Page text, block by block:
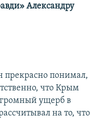
Александру
прекрасно понимал,
что Крым
ущерб в
на то, что